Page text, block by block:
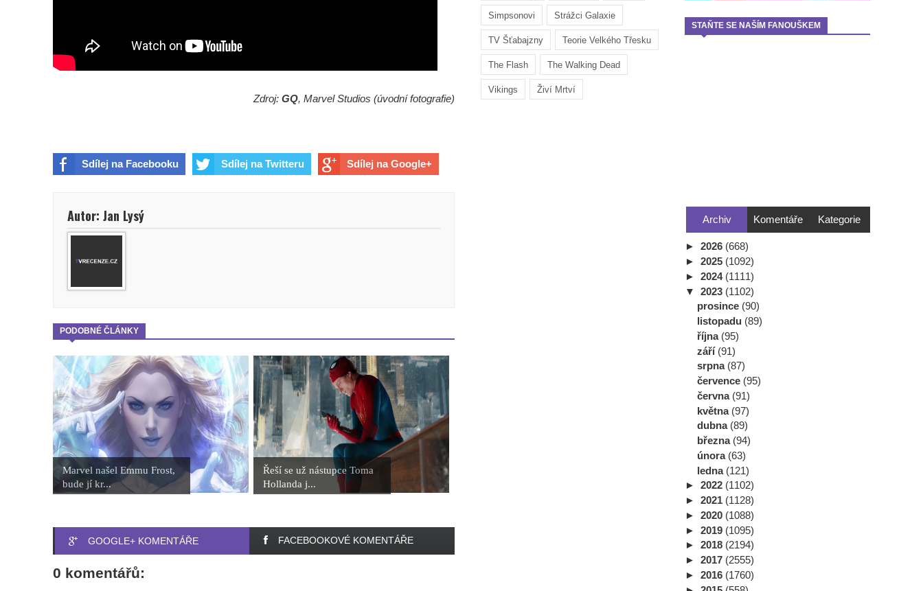
Simpsonovi Strážci Galaxie
TV Šťabajzny Teorie Velkého Třesku
The Flash The Walking Dead
Vikings Živí Mrtví
Zdroj: GQ, Marvel Studios (úvodní fotografie)
Sdílej na Facebooku Sdílej na Twitteru Sdílej na Google+
Autor: Jan Lysý
PODOBNÉ ČLÁNKY
Marvel našel Emmu Frost,
bude jí kr...
Řeší se už nástupce Toma
Hollanda j...
GOOGLE+ KOMENTÁŘE FACEBOOKOVÉ KOMENTÁŘE
0 komentářů:
STAŇTE SE NAŠÍM FANOUŠKEM
Archiv Komentáře Kategorie
► 2026 (668)
► 2025 (1092)
► 2024 (1111)
▼ 2023 (1102)
prosince (90)
listopadu (89)
října (95)
září (91)
srpna (87)
července (95)
června (91)
května (97)
dubna (89)
března (94)
února (63)
ledna (121)
► 2022 (1102)
► 2021 (1128)
► 2020 (1088)
► 2019 (1095)
► 2018 (2194)
► 2017 (2555)
► 2016 (1760)